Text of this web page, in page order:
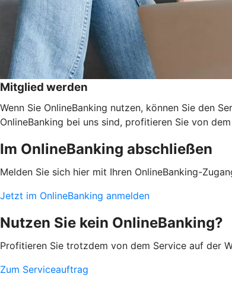
Mitglied werden
Wenn Sie OnlineBanking nutzen, können Sie den
OnlineBanking bei uns sind, profitieren Sie von
Im OnlineBanking abschließen
Melden Sie sich hier mit Ihren OnlineBanking-
Jetzt im OnlineBanking anmelden
Nutzen Sie kein OnlineBanking?
Profitieren Sie trotzdem von dem Service auf der
Zum Serviceauftrag